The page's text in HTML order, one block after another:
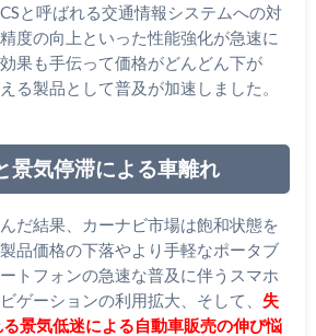
と呼ばれる交通情報システムへの対
度の向上といった性能強化が急速に
果も手伝って価格がどんどん下が
る製品として普及が加速しました。
景気停滞による車離れ
だ結果、カーナビ市場は飽和状態を
品価格の下落やより手軽なポータブ
トフォンの急速な普及に伴うスマホ
ゲーションの利用拡大、そして、 失
景気低迷による自動車販売の伸び悩